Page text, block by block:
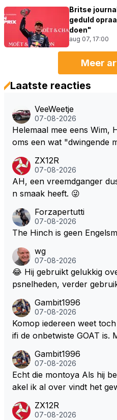
Britse
geduld
doen"
aug 07, 17:00
Meer
Laatste reacties
VeeWeetje
07-08-2026
Helemaal mee eens Wim, Hij heeft net als Olav Mol s
oms een wat "dwingende
l bij Windsor op te roepen.
aces zijn dit leuke
ZX12R
07-08-2026
AH, een vreemdganger
n smaak heeft. 😜
Forzapertutti
07-08-2026
The Hinch is geen
wg
07-08-2026
😂 Hij gebruikt gelukkig
psnelheden, verder
een bocht zegt helemaal
eeft hij sowieso gelijk 😂.
Gambit1996
07-08-2026
Komop iedereen weet
ifi de onbetwiste GOAT is.
milton, hahahaha. Latifi
n dicht met als onbetwiste
S Lawson natuurlijk
Gambit1996
07-08-2026
Echt die montoya Als hij begint te praten op f1tv sch
akel ik al over vindt het
weet 🤮🤮
ZX12R
07-08-2026